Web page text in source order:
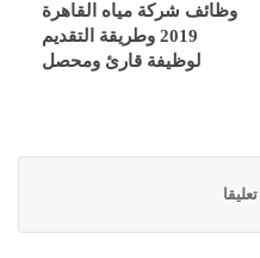
وظائف شركة مياه القاهرة
2019 وطريقة التقديم
لوظيفة قارئ ومحصل